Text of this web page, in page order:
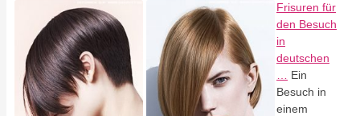
Frisuren für
den Besuch
in
deutschen
Ein
Besuch in
einem